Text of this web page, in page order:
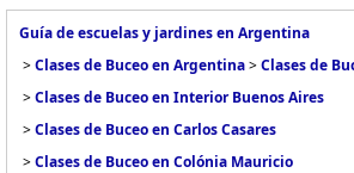
Guía de escuelas y jardines en Argentina
>Clases de Buceo en Argentina>Clases de
>Clases de Buceo en Interior Buenos Aires
>Clases de Buceo en Carlos Casares
>Clases de Buceo en Colónia Mauricio